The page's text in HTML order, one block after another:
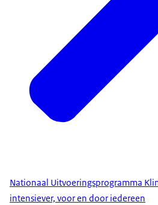
Nationaal Uitvoeringsprogramma
intensiever, voor en door iedereen